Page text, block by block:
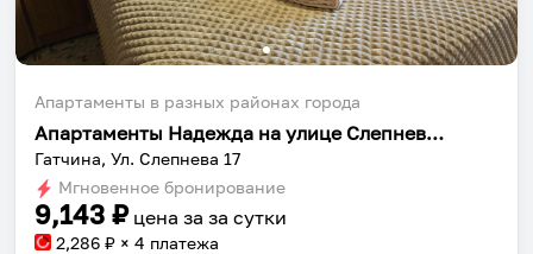
Апартаменты в разных районах города
Апартаменты Надежда на улице Слепнева 17
Гатчина, Ул. Слепнева 17
Мгновенное бронирование
9,143 ₽ цена за за сутки
2,286 ₽ × 4 платежа